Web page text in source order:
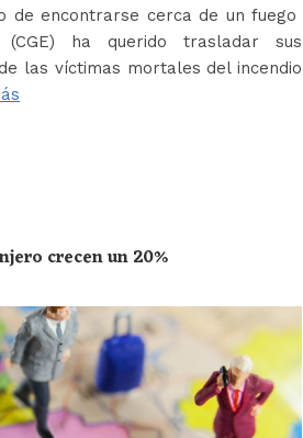
de encontrarse cerca de un fuego
ha querido trasladar sus
las víctimas mortales del incendio
crecen un 20%